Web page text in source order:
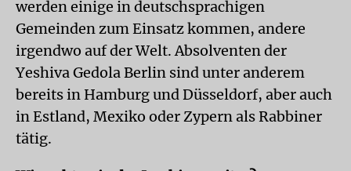
werden einige in deutschsprachigen
Gemeinden zum Einsatz kommen, andere
irgendwo auf der Welt. Absolventen der
Yeshiva Gedola Berlin sind unter anderem
bereits in Hamburg und Düsseldorf, aber auch
in Estland, Mexiko oder Zypern als Rabbiner
tätig.